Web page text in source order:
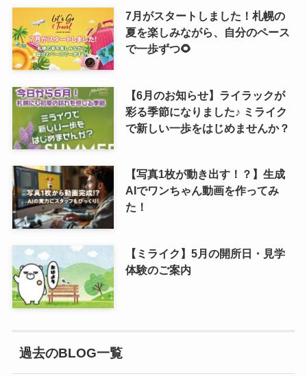
7月がスタートしました！札幌の
夏を楽しみながら、自分のペース
で一歩ずつ🌻
【6月のお知らせ】ライラックが
彩る季節になりました♪ ミライク
で新しい一歩をはじめませんか？
【写真1枚が動き出す！？】生成
AIでワンちゃん動画を作ってみ
た！
【ミライク】5月の開所日・見学
体験のご案内
過去のBLOG一覧